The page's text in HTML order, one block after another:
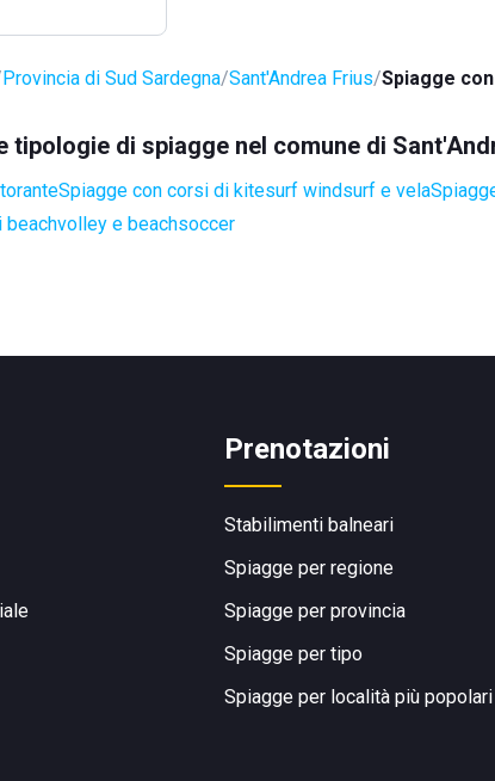
Provincia di Sud Sardegna Sant'Andrea Frius Spiagge
tipologie di spiagge nel comune di
Spiagge con corsi di kitesurf windsurf e vela
beachvolley e beachsoccer
Prenotazioni
Stabilimenti balneari
Spiagge per regione
Spiagge per provincia
Spiagge per tipo
Spiagge per località più popolari